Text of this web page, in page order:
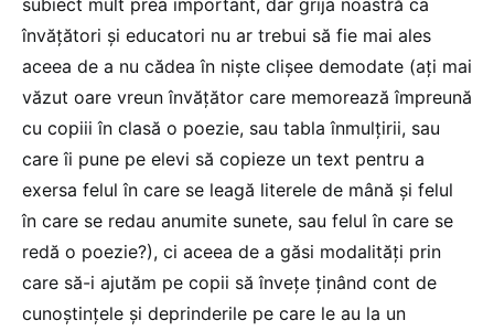
învăţători şi educatori nu ar trebui să fie mai ales
aceea de a nu cădea în nişte clişee demodate (aţi mai
văzut oare vreun învăţător care memorează împreună
cu copiii în clasă o poezie, sau tabla înmulţirii, sau
care îi pune pe elevi să copieze un text pentru a
exersa felul în care se leagă literele de mână şi felul
în care se redau anumite sunete, sau felul în care se
redă o poezie?), ci aceea de a găsi modalităţi prin
care să-i ajutăm pe copii să înveţe ţinând cont de
cunoştinţele şi deprinderile pe care le au la un